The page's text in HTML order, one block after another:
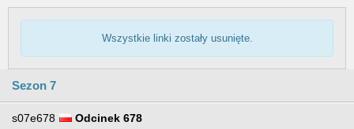
Wszystkie linki zostały usunięte.
Sezon 7
s07e678 Odcinek 678